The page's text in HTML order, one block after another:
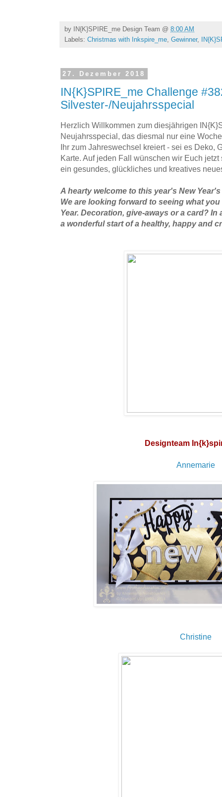
by IN{K}SPIRE_me Design Team @ 8:00 AM
Labels: Christmas with Inkspire_me, Gewinner,
27. Dezember 2018
IN{K}SPIRE_me Challenge
Silvester-/Neujahrsspecial
Herzlich Willkommen zum diesjährigen
Neujahrsspecial, das diesmal nur eine
Ihr zum Jahreswechsel kreiert - sei es Deko,
Karte. Auf jeden Fall wünschen wir Euch
ein gesundes, glückliches und kreatives
A hearty welcome to this year's New
We are looking forward to seeing what
Year. Decoration, give-aways or a card?
a wonderful start of a healthy, happy and
Designteam
Annemarie
Christine